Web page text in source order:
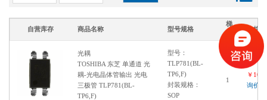
自营库存 商品名称 型号规格
梯
价格
光耦
TOSHIBA 东芝 单通道 光
耦-光电晶体管输出 光电
三极管 TLP781(BL-
TP6,F)
型号：
TLP781(BL-
TP6,F)
封装规格：
SOP
1
￥
询价